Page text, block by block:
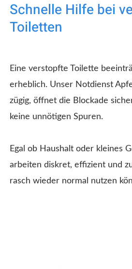
Schnelle Hilfe bei
Toiletten
Eine verstopfte Toilette
erheblich. Unser Notdienst
zügig, öffnet die Blockade
keine unnötigen Spuren.
Egal ob Haushalt oder kleines
arbeiten diskret, effizient und
rasch wieder normal nutzen